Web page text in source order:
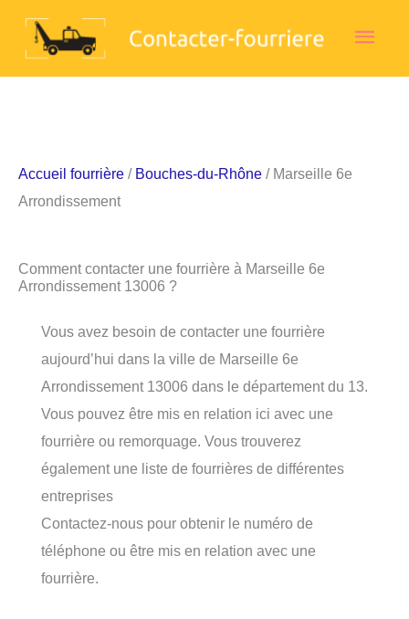
Accueil fourrière / Bouches-du-Rhône / Marseille 6e
Arrondissement
Comment contacter une fourrière à Marseille 6e
Arrondissement 13006 ?
Vous avez besoin de contacter une fourrière
aujourd’hui dans la ville de Marseille 6e
Arrondissement 13006 dans le département du 13.
Vous pouvez être mis en relation ici avec une
fourrière ou remorquage. Vous trouverez
également une liste de fourrières de différentes
entreprises
Contactez-nous pour obtenir le numéro de
téléphone ou être mis en relation avec une
fourrière.